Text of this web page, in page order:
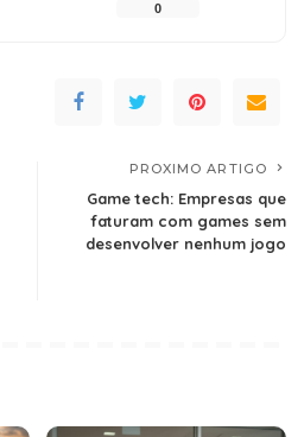
0
PROXIMO ARTIGO
Game tech: Empresas que
faturam com games sem
desenvolver nenhum jogo